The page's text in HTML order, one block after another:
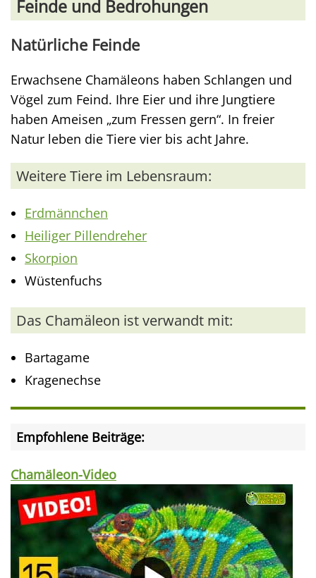
Feinde und Bedrohungen
Natürliche Feinde
Erwachsene Chamäleons haben Schlangen und
Vögel zum Feind. Ihre Eier und ihre Jungtiere
haben Ameisen „zum Fressen gern“. In freier
Natur leben die Tiere vier bis acht Jahre.
Weitere Tiere im Lebensraum:
Erdmännchen
Heiliger Pillendreher
Skorpion
Wüstenfuchs
Das Chamäleon ist verwandt mit:
Bartagame
Kragenechse
Empfohlene Beiträge:
Chamäleon-Video